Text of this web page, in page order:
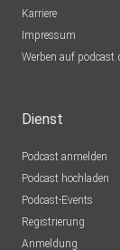
Karriere
Impressum
Werben auf
Dienst
Podcast anmelden
Podcast hochladen
Podcast-Events
Registrierung
Anmeldung